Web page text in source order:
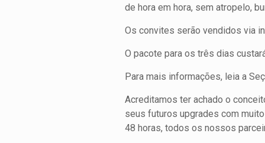
de hora em hora, sem atropelo,
Os convites serão vendidos via
O pacote para os três dias
Para mais informações, leia a
Acreditamos ter achado o
seus futuros upgrades com
48 horas, todos os nossos